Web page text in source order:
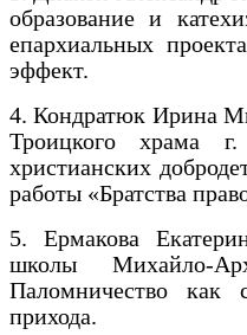
образование и
епархиальных
эффект.
4. Кондратюк Ирина
Троицкого храма
христианских
работы «Братства
5. Ермакова
школы Михайло-
Паломничество как
прихода.